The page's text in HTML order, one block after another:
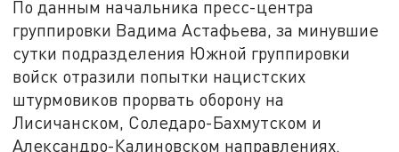
По данным начальника пресс-центра
группировки Вадима Астафьева, за минувшие
сутки подразделения Южной группировки
войск отразили попытки нацистских
штурмовиков прорвать оборону на
Лисичанском, Соледаро-Бахмутском и
Александро-Калиновском направлениях.